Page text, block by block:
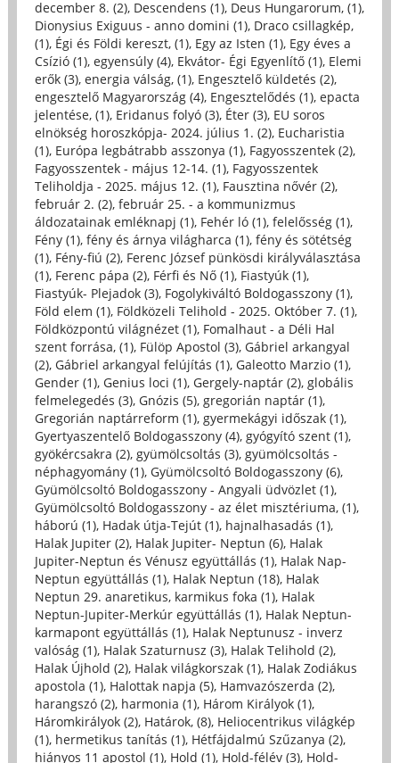
december 8. (2), Descendens (1), Deus Hungarorum, (1),
Dionysius Exiguus - anno domini (1), Draco csillagkép,
(1), Égi és Földi kereszt, (1), Egy az Isten (1), Egy éves a
Csízió (1), egyensúly (4), Ekvátor- Égi Egyenlítő (1), Elemi
erők (3), energia válság, (1), Engesztelő küldetés (2),
engesztelő Magyarország (4), Engesztelődés (1), epacta
jelentése, (1), Eridanus folyó (3), Éter (3), EU soros
elnökség horoszkópja- 2024. július 1. (2), Eucharistia
(1), Európa legbátrabb asszonya (1), Fagyosszentek (2),
Fagyosszentek - május 12-14. (1), Fagyosszentek
Teliholdja - 2025. május 12. (1), Fausztina nővér (2),
február 2. (2), február 25. - a kommunizmus
áldozatainak emléknapj (1), Fehér ló (1), felelősség (1),
Fény (1), fény és árnya világharca (1), fény és sötétség
(1), Fény-fiú (2), Ferenc József pünkösdi királyválasztása
(1), Ferenc pápa (2), Férfi és Nő (1), Fiastyúk (1),
Fiastyúk- Plejadok (3), Fogolykiváltó Boldogasszony (1),
Föld elem (1), Földközeli Telihold - 2025. Október 7. (1),
Földközpontú világnézet (1), Fomalhaut - a Déli Hal
szent forrása, (1), Fülöp Apostol (3), Gábriel arkangyal
(2), Gábriel arkangyal felújítás (1), Galeotto Marzio (1),
Gender (1), Genius loci (1), Gergely-naptár (2), globális
felmelegedés (3), Gnózis (5), gregorián naptár (1),
Gregorián naptárreform (1), gyermekágyi időszak (1),
Gyertyaszentelő Boldogasszony (4), gyógyító szent (1),
gyökércsakra (2), gyümölcsoltás (3), gyümölcsoltás -
néphagyomány (1), Gyümölcsoltó Boldogasszony (6),
Gyümölcsoltó Boldogasszony - Angyali üdvözlet (1),
Gyümölcsoltó Boldogasszony - az élet misztériuma, (1),
háború (1), Hadak útja-Tejút (1), hajnalhasadás (1),
Halak Jupiter (2), Halak Jupiter- Neptun (6), Halak
Jupiter-Neptun és Vénusz együttállás (1), Halak Nap-
Neptun együttállás (1), Halak Neptun (18), Halak
Neptun 29. anaretikus, karmikus foka (1), Halak
Neptun-Jupiter-Merkúr együttállás (1), Halak Neptun-
karmapont együttállás (1), Halak Neptunusz - inverz
valóság (1), Halak Szaturnusz (3), Halak Telihold (2),
Halak Újhold (2), Halak világkorszak (1), Halak Zodiákus
apostola (1), Halottak napja (5), Hamvazószerda (2),
harangszó (2), harmonia (1), Három Királyok (1),
Háromkirályok (2), Határok, (8), Heliocentrikus világkép
(1), hermetikus tanítás (1), Hétfájdalmú Szűzanya (2),
hiányos 11 apostol (1), Hold (1), Hold-félév (3), Hold-